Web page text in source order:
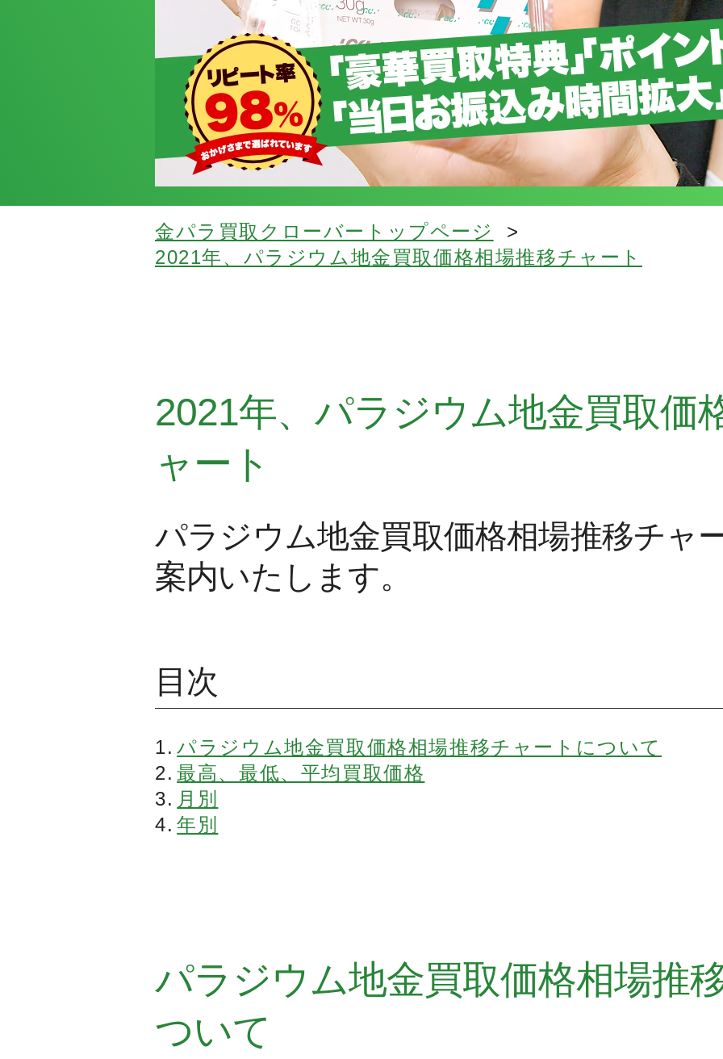
金パラ買取クローバートップページ
>
2021年、パラジウム地金買取価格相場推移チャート
2021年、パラジウム地金買取価
ャート
パラジウム地金買取価格相場推移チャ
案内いたします。
目次
パラジウム地金買取価格相場推移チャートについて
最高、最低、平均買取価格
月別
年別
パラジウム地金買取価格相場推
ついて